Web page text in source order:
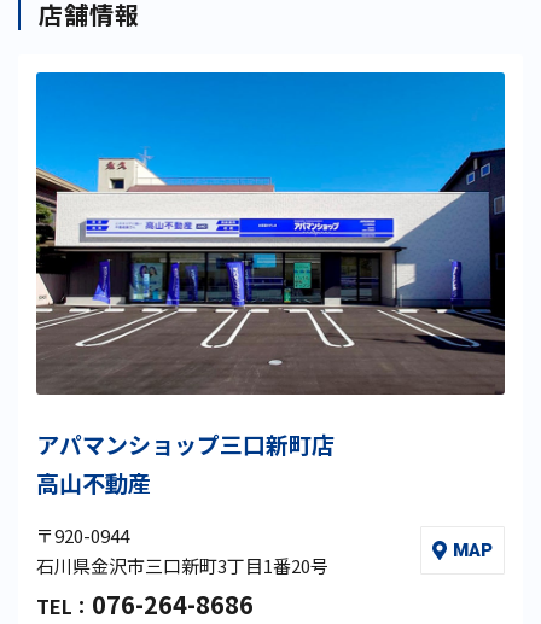
店舗情報
アパマンショップ三口新町店
高山不動産
〒920-0944
石川県金沢市三口新町3丁目1番20号
MAP
TEL： 076-264-8686